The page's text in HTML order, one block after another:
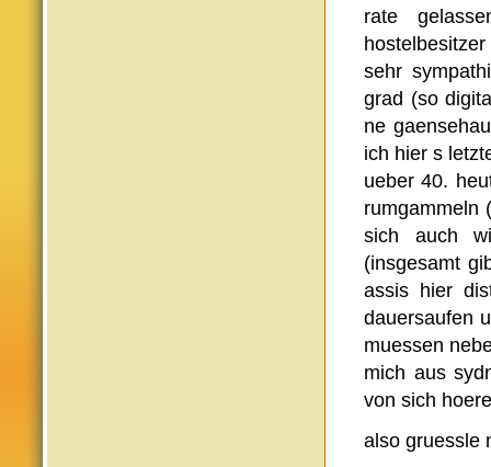
rate
sehr
grad (so
ne
ich hier s
ueber 40.
rumgammeln
sich auch
(insgesamt
assis hier
dauersaufen
muessen
mich aus
von sich
also gruessle